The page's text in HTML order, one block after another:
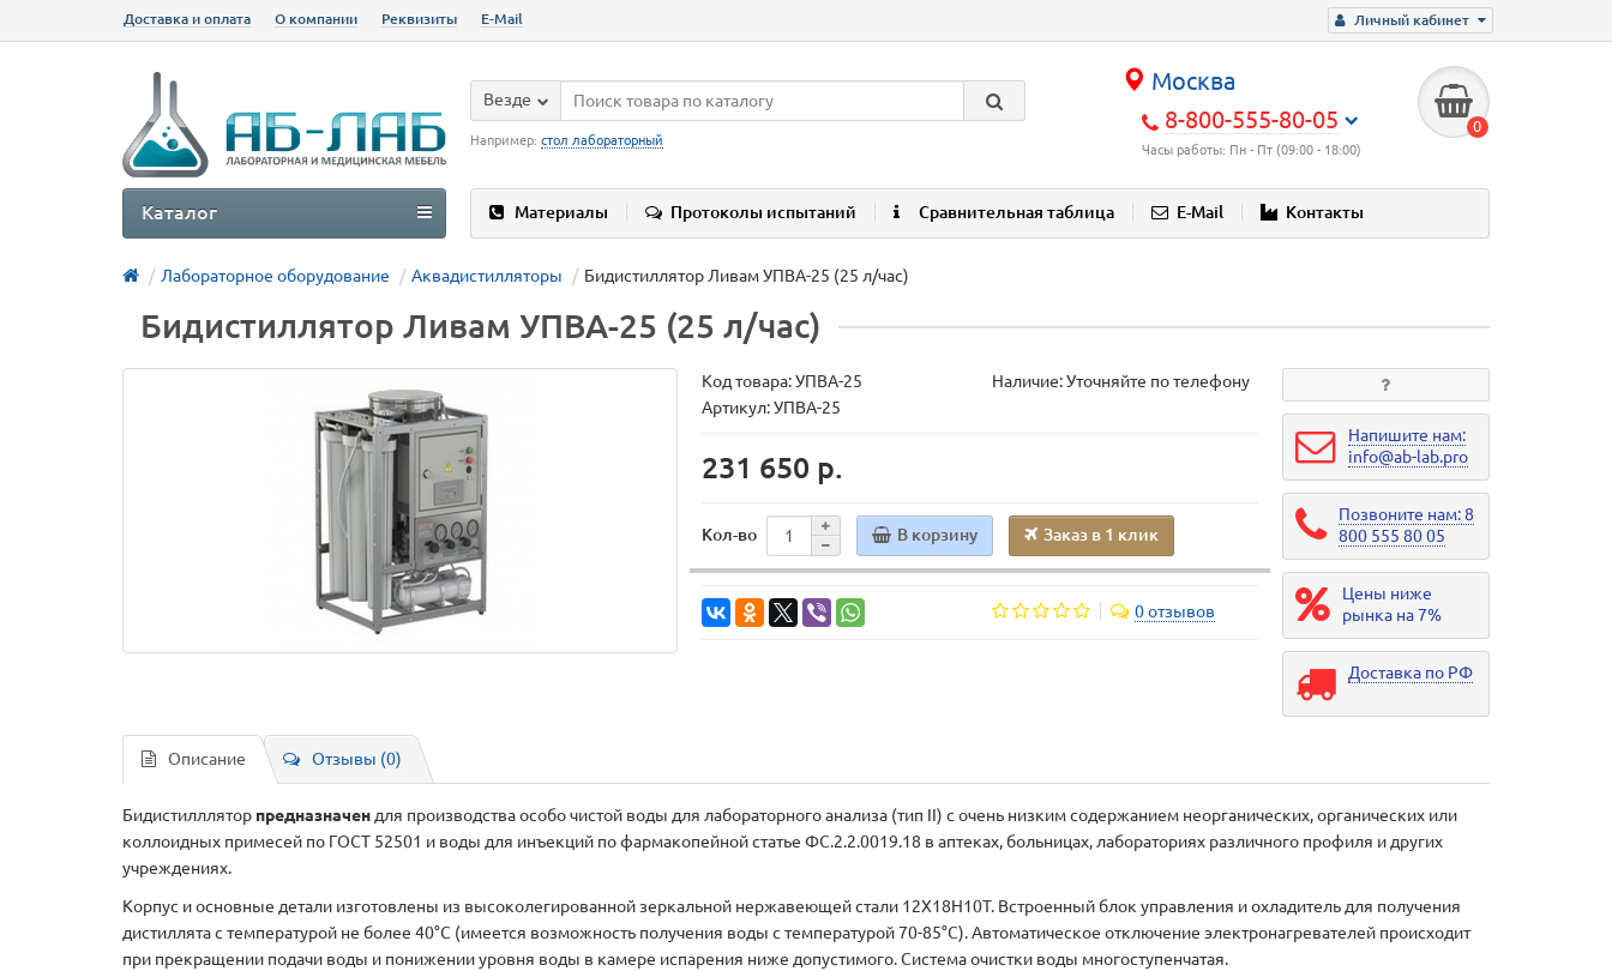
Личный кабинет
Доставка и оплата О компании Реквизиты E-Mail
Москва
8-800-555-80-05
Часы работы: Пн - Пт (09:00 - 18:00)
0
Везде
Например: стол лабораторный
Материалы Протоколы испытаний Сравнительная таблица E-Mail Контакты
Каталог
Лабораторное оборудование Аквадистилляторы Бидистиллятор Ливам УПВА-25 (25 л/час)
Бидистиллятор Ливам УПВА-25 (25 л/час)
Код товара:УПВА-25
Наличие: Уточняйте по телефону
Артикул: УПВА-25
231 650 р.
Кол-во В корзину Заказ в 1 клик
0 отзывов
Напишите нам:
info@ab-lab.pro
Позвоните нам: 8
800 555 80 05
Цены ниже
рынка на 7%
Доставка по РФ
Описание Отзывы (0)
Бидистилллятор предназначен для производства особо чистой воды для лабораторного анализа (тип II) с очень низким содержанием неорганических, органических или
коллоидных примесей по ГОСТ 52501 и воды для инъекций по фармакопейной статье ФС.2.2.0019.18 в аптеках, больницах, лабораториях различного профиля и других
учреждениях.
Корпус и основные детали изготовлены из высоколегированной зеркальной нержавеющей стали 12Х18Н10Т. Встроенный блок управления и охладитель для получения
дистиллята с температурой не более 40°С (имеется возможность получения воды с температурой 70-85°С). Автоматическое отключение электронагревателей происходит
при прекращении подачи воды и понижении уровня воды в камере испарения ниже допустимого. Система очистки воды многоступенчатая.